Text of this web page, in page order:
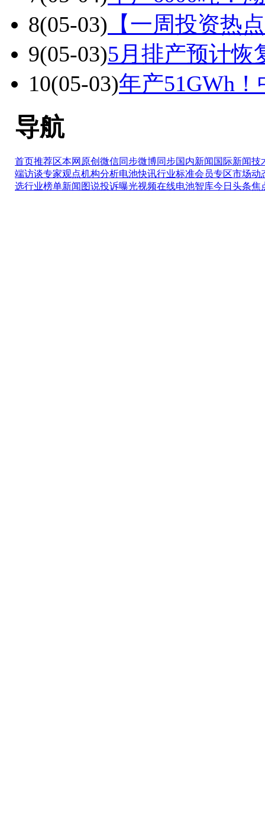
8(05-03) 【一周投资热
9(05-03)5月排产预计恢
10(05-03)年产51GWh
导航
首页推荐区本网原创 微信同步微博同步国内新闻 国际新闻技
端访谈专家观点机构分析电池快讯行业标准会员专区市场动
选行业榜单新闻图说投诉曝光视频在线电池智库今日头条焦